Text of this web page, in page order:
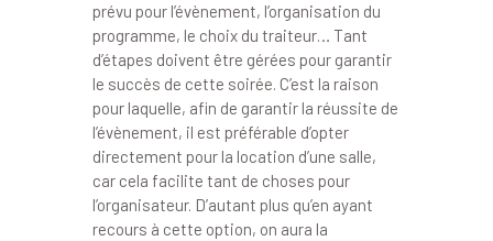
prévu pour l’évènement, l’organisation du
programme, le choix du traiteur… Tant
d’étapes doivent être gérées pour garantir
le succès de cette soirée. C’est la raison
pour laquelle, afin de garantir la réussite de
l’évènement, il est préférable d’opter
directement pour la location d’une salle,
car cela facilite tant de choses pour
l’organisateur. D’autant plus qu’en ayant
recours à cette option, on aura la